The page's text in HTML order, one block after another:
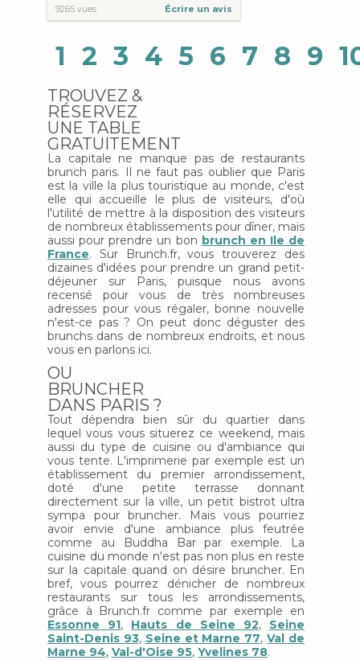
9265 vues Écrire un avis
1 2 3 4 5 6 7 8 9
TROUVEZ &
RÉSERVEZ
UNE TABLE
GRATUITEMENT
La capitale ne manque pas de restaurants
brunch paris. Il ne faut pas oublier que Paris
est la ville la plus touristique au monde, c'est
elle qui accueille le plus de visiteurs, d'où
l'utilité de mettre à la disposition des visiteurs
de nombreux établissements pour dîner, mais
aussi pour prendre un bon brunch en Ile de
France. Sur Brunch.fr, vous trouverez des
dizaines d'idées pour prendre un grand petit-
déjeuner sur Paris, puisque nous avons
recensé pour vous de très nombreuses
adresses pour vous régaler, bonne nouvelle
n'est-ce pas ? On peut donc déguster des
brunchs dans de nombreux endroits, et nous
vous en parlons ici.
OU
BRUNCHER
DANS PARIS ?
Tout dépendra bien sûr du quartier dans
lequel vous vous situerez ce weekend, mais
aussi du type de cuisine ou d'ambiance qui
vous tente. L'imprimerie par exemple est un
établissement du premier arrondissement,
doté d'une petite terrasse donnant
directement sur la ville, un petit bistrot ultra
sympa pour bruncher. Mais vous pourriez
avoir envie d'une ambiance plus feutrée
comme au Buddha Bar par exemple. La
cuisine du monde n'est pas non plus en reste
sur la capitale quand on désire bruncher. En
bref, vous pourrez dénicher de nombreux
restaurants sur tous les arrondissements,
grâce à Brunch.fr comme par exemple en
Essonne 91, Hauts de Seine 92, Seine
Saint-Denis 93, Seine et Marne 77,Val de
Marne 94, Val-d'Oise 95, Yvelines 78.